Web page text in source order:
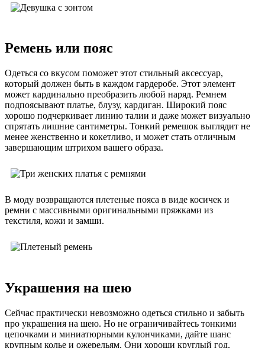
Ремень или пояс
Одеться со вкусом поможет этот стильный аксессуар,
который должен быть в каждом гардеробе. Этот элемент
может кардинально преобразить любой наряд. Ремнем
подпоясывают платье, блузу, кардиган. Широкий пояс
хорошо подчеркивает линию талии и даже может визуально
спрятать лишние сантиметры. Тонкий ремешок выглядит не
менее женственно и кокетливо, и может стать отличным
завершающим штрихом вашего образа.
В моду возвращаются плетеные пояса в виде косичек и
ремни с массивными оригинальными пряжками из
текстиля, кожи и замши.
Украшения на шею
Сейчас практически невозможно одеться стильно и забыть
про украшения на шею. Но не ограничивайтесь тонкими
цепочками и миниатюрными кулончиками, дайте шанс
крупным колье и ожерельям. Они хороши круглый год,